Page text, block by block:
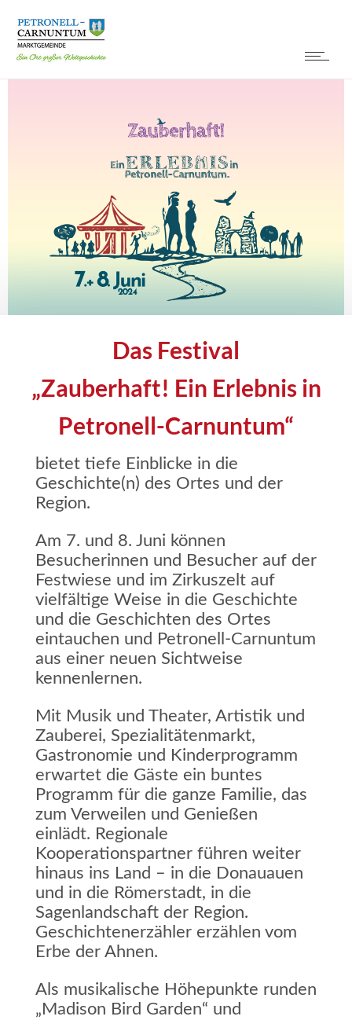
Das Festival
„Zauberhaft! Ein Erlebnis in
Petronell-Carnuntum“
bietet tiefe Einblicke in die
Geschichte(n) des Ortes und der
Region.
Am 7. und 8. Juni können
Besucherinnen und Besucher auf der
Festwiese und im Zirkuszelt auf
vielfältige Weise in die Geschichte
und die Geschichten des Ortes
eintauchen und Petronell-Carnuntum
aus einer neuen Sichtweise
kennenlernen.
Mit Musik und Theater, Artistik und
Zauberei, Spezialitätenmarkt,
Gastronomie und Kinderprogramm
erwartet die Gäste ein buntes
Programm für die ganze Familie, das
zum Verweilen und Genießen
einlädt. Regionale
Kooperationspartner führen weiter
hinaus ins Land – in die Donauauen
und in die Römerstadt, in die
Sagenlandschaft der Region.
Geschichtenerzähler erzählen vom
Erbe der Ahnen.
Als musikalische Höhepunkte runden
„Madison Bird Garden“ und